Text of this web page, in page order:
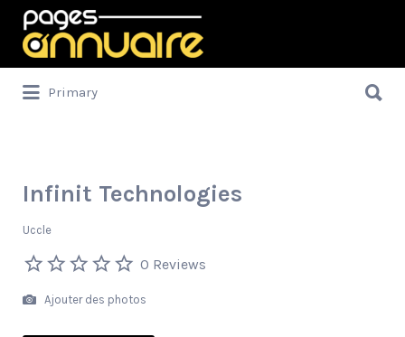
Rechercher:
Primary
Infinit Technologies
Uccle
0 Reviews
Ajouter des photos